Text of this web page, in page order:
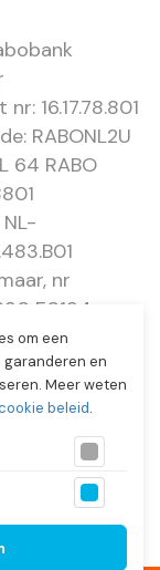
16.17.78.801
RABONL2U
64 RABO
nr
E0194 -
om een
en
Meer weten
beleid.